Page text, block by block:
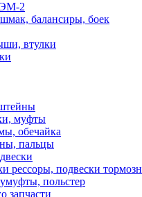
2
балансиры, боек
втулки
муфты
обечайка
пальцы
рессоры, подвески
польстер
запчасти